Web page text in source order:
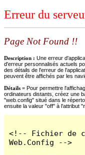
Erreur du
Page Not Found !!
Description : Une erreur
d'erreur personnalisés actuels
des détails de l'erreur de
peuvent être affichés par les
Détails = Pour permettre
ordinateurs distants, créez une
"web.config" situé dans le
ensuite la valeur "off" à l'attribut
<!-- Fichier de
Web.Config -->